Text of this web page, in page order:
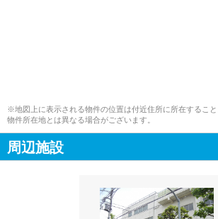
※地図上に表示される物件の位置は付近住所に所在するこ
物件所在地とは異なる場合がございます。
周辺施設